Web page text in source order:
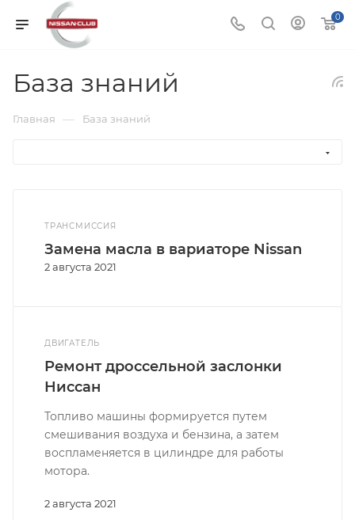
0
База знаний
Главная — База знаний
ТРАНСМИССИЯ
2 августа 2021
Замена масла в вариаторе Nissan
ДВИГАТЕЛЬ
2 августа 2021
Ремонт дроссельной заслонки
Ниссан
Топливо машины формируется путем
смешивания воздуха и бензина, а затем
воспламеняется в цилиндре для работы
мотора.